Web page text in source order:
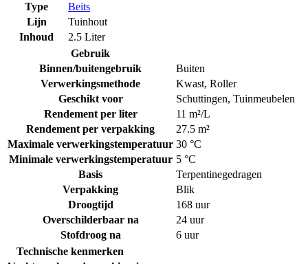
Type
Beits
Lijn
Tuinhout
Inhoud
2.5 Liter
Gebruik
Binnen/buitengebruik
Buiten
Verwerkingsmethode
Kwast, Roller
Geschikt voor
Schuttingen, Tuinmeubelen
Rendement per liter
11 m²/L
Rendement per verpakking
27.5 m²
Maximale verwerkingstemperatuur 30 °C
Minimale verwerkingstemperatuur 5 °C
Basis
Terpentinegedragen
Verpakking
Blik
Droogtijd
168 uur
Overschilderbaar na
24 uur
Stofdroog na
6 uur
Technische kenmerken